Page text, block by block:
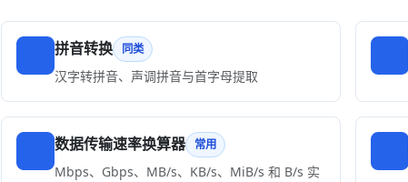
拼音转换 同类
汉字转拼音、声调拼音与首字母提取
数据传输速率换算器 常用
Mbps、Gbps、MB/s、KB/s、MiB/s 和 B/s 实